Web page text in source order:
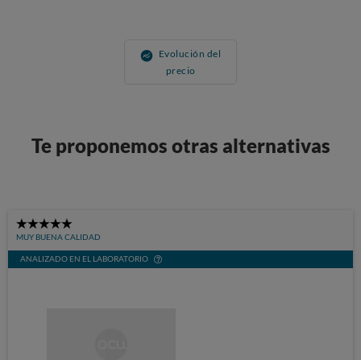
Evolución del
precio
Te proponemos otras alternativas
5
Stars
MUY BUENA CALIDAD
ANALIZADO EN EL LABORATORIO